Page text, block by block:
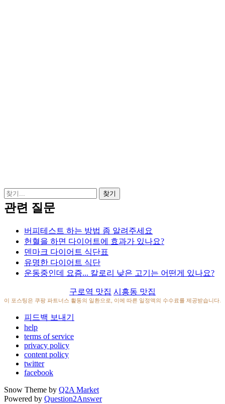
관련 질문
버피테스트 하는 방법 좀 알려주세요
헌혈을 하면 다이어트에 효과가 있나요?
덴마크 다이어트 식단표
유명한 다이어트 식단
운동중인데 요즘... 칼로리 낮은 고기는 어떤게 있나요?
구로역 맛집 시흥동 맛집
이 포스팅은 쿠팡 파트너스 활동의 일환으로, 이에 따른 일정액의 수수료를 제공받습니다.
피드백 보내기
help
terms of service
privacy policy
content policy
twitter
facebook
Snow Theme by Q2A Market
Powered by Question2Answer